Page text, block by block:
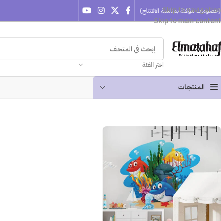
Skip to navigation
Skip to main content
(خصومات مؤقتة بمناسبة الافتتاح)
اختر الفئة
المنتجـات